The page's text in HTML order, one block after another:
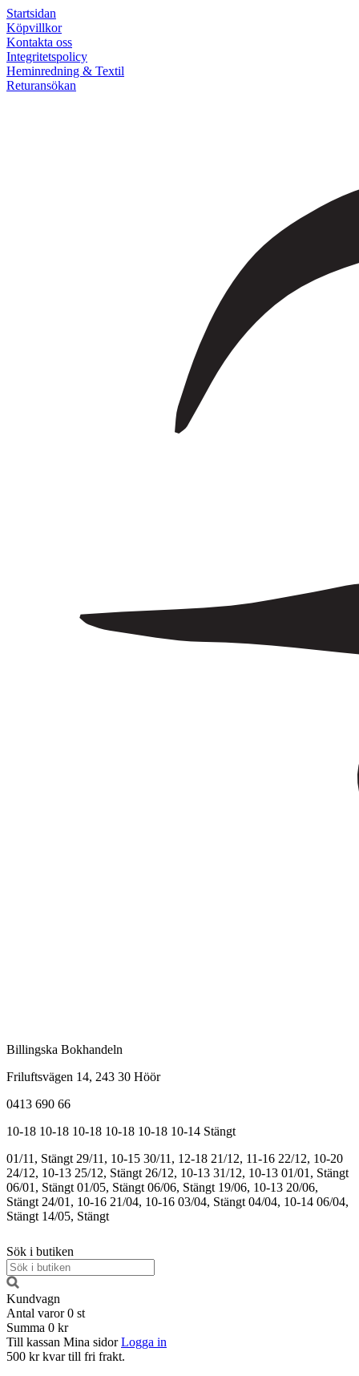
Startsidan
Köpvillkor
Kontakta oss
Integritetspolicy
Heminredning & Textil
Returansökan
Billingska Bokhandeln
Friluftsvägen 14, 243 30 Höör
0413 690 66
10-18 10-18 10-18 10-18 10-18 10-14 Stängt
01/11, Stängt 29/11, 10-15 30/11, 12-18 21/12, 11-16 22/12, 10-20
24/12, 10-13 25/12, Stängt 26/12, 10-13 31/12, 10-13 01/01, Stängt
06/01, Stängt 01/05, Stängt 06/06, Stängt 19/06, 10-13 20/06,
Stängt 24/01, 10-16 21/04, 10-16 03/04, Stängt 04/04, 10-14 06/04,
Stängt 14/05, Stängt
Sök i butiken
Kundvagn
Antal varor 0 st
Summa 0 kr
Till kassan Mina sidor Logga in
500 kr kvar till fri frakt.